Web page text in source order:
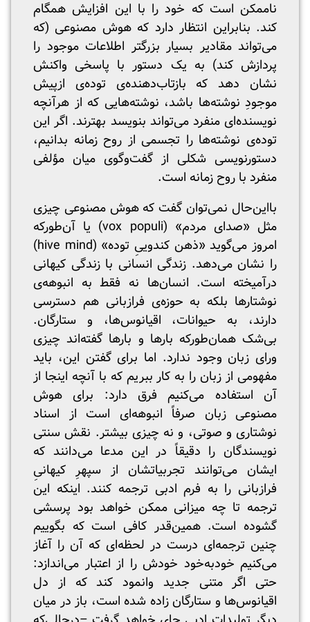
ناممکن است که خود را با این افزایش همگام
کند. بنابراین انتظار دارد که هوش مصنوعی (که
می‌تواند مقادیر بسیار بزرگتر اطلاعات موجود را
پردازش کند) به یک دستور با پاسخی واکنش
نشان دهد که بازتاب‌دهنده‌ی توده‌ی ازپیش
موجودِ نوشته‌ها باشد، نوشته‌هایی که از هرآنچه
نویسنده‌ای منفرد می‌تواند بنویسد بهترند. اگر این
توده‌ی نوشته‌ها را تجسمی از روح زمانه بدانیم،
دستورنویسی شکلی از گفت‌وگوی میان مؤلفی
منفرد با روح زمانه است.
بااین‌حال نمی‌توان گفت که هوش مصنوعی چیزی
مثل «صدای مردم» (vox populi) یا آن‌طورکه
امروز می‌گوید «ذهن کندوییِ توده» (hive mind)
را نشان می‌دهد. زندگی انسانی با زندگی کیهانی
درآمیخته است. انسان‌ها نه فقط به انبوهه‌ی
نوشتارها بلکه به حوزه‌ی فرازبانی هم دسترسی
دارند، به حیوانات، اقیانوس‌ها، و ستارگان.
بی‌شک همان‌طورکه بارها و بارها گفته‌اند چیزی
ورای زبان وجود ندارد. اما برای گفتن این، باید
مفهومی از زبان را به کار ببریم که با آنچه اینجا از
آن استفاده می‌کنیم فرق دارد: برای هوش
مصنوعی زبان صرفاً انبوهه‌ای است از اسناد
نوشتاری و صوتی، و نه چیزی بیشتر. نقش سنتی
نویسندگان را دقیقاً در این مدعا می‌دانند که
ایشان می‌توانند تجربیاتشان از سپهرِ کیهانیِ
فرازبانی را به فرم ادبی ترجمه کنند. اینکه این
ترجمه تا چه میزانی ممکن خواهد بود پرسشی
گشوده است. همین‌قدر کافی است که بگوییم
چنین ترجمه‌ای درست در لحظه‌ای که آن را آغاز
می‌کنیم خودبه‌خود خودش را از اعتبار می‌اندازد:
حتی اگر متنی جدید وانمود کند که از دل
اقیانوس‌ها و ستارگان زاده شده است، باز در میان